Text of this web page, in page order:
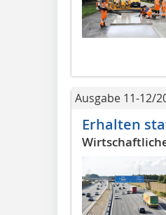
Ausgabe 11-12/
Erhalten